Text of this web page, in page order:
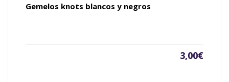
Gemelos knots blancos y negros
3,00€